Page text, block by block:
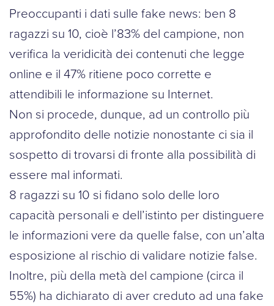
Preoccupanti i dati sulle fake news: ben 8
ragazzi su 10, cioè l’83% del campione, non
verifica la veridicità dei contenuti che legge
online e il 47% ritiene poco corrette e
attendibili le informazione su Internet.
Non si procede, dunque, ad un controllo più
approfondito delle notizie nonostante ci sia il
sospetto di trovarsi di fronte alla possibilità di
essere mal informati.
8 ragazzi su 10 si fidano solo delle loro
capacità personali e dell’istinto per distinguere
le informazioni vere da quelle false, con un’alta
esposizione al rischio di validare notizie false.
Inoltre, più della metà del campione (circa il
55%) ha dichiarato di aver creduto ad una fake